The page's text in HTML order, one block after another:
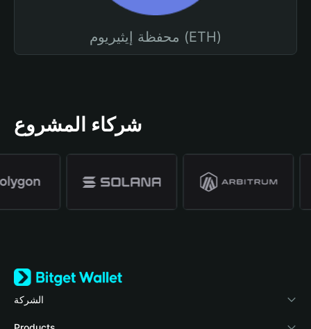
محفظة إيثيريوم (ETH)
شركاء المشروع
الشركة